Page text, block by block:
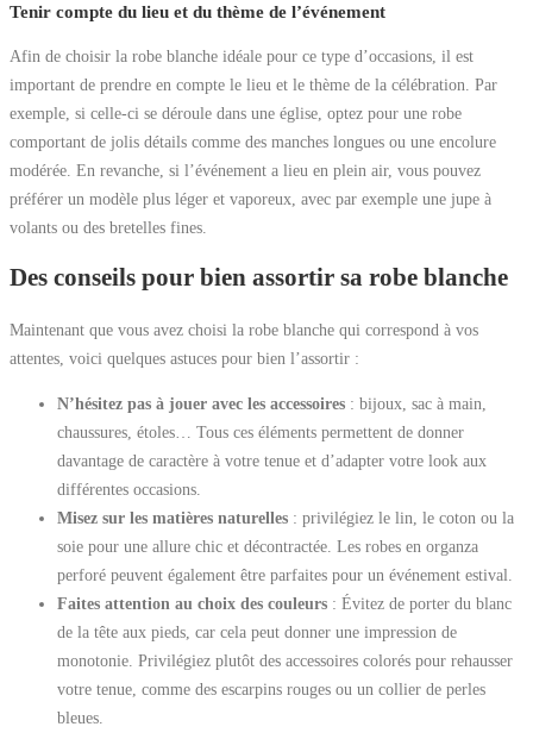
Tenir compte du lieu et du thème de l’événement
Afin de choisir la robe blanche idéale pour ce type d’occasions, il est
important de prendre en compte le lieu et le thème de la célébration. Par
exemple, si celle-ci se déroule dans une église, optez pour une robe
comportant de jolis détails comme des manches longues ou une encolure
modérée. En revanche, si l’événement a lieu en plein air, vous pouvez
préférer un modèle plus léger et vaporeux, avec par exemple une jupe à
volants ou des bretelles fines.
Des conseils pour bien assortir sa robe blanche
Maintenant que vous avez choisi la robe blanche qui correspond à vos
attentes, voici quelques astuces pour bien l’assortir :
N’hésitez pas à jouer avec les accessoires : bijoux, sac à main,
chaussures, étoles… Tous ces éléments permettent de donner
davantage de caractère à votre tenue et d’adapter votre look aux
différentes occasions.
Misez sur les matières naturelles : privilégiez le lin, le coton ou la
soie pour une allure chic et décontractée. Les robes en organza
perforé peuvent également être parfaites pour un événement estival.
Faites attention au choix des couleurs : Évitez de porter du blanc
de la tête aux pieds, car cela peut donner une impression de
monotonie. Privilégiez plutôt des accessoires colorés pour rehausser
votre tenue, comme des escarpins rouges ou un collier de perles
bleues.